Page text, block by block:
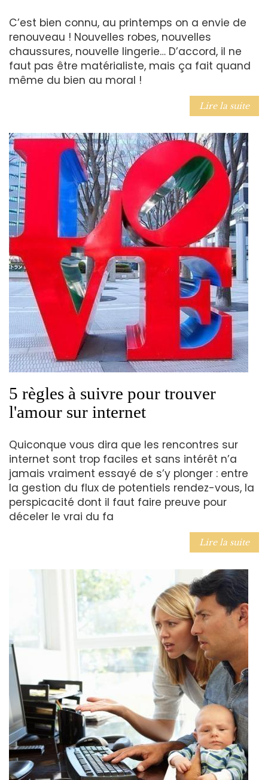
C’est bien connu, au printemps on a envie de
renouveau ! Nouvelles robes, nouvelles
chaussures, nouvelle lingerie… D’accord, il ne
faut pas être matérialiste, mais ça fait quand
même du bien au moral !
Lire la suite
5 règles à suivre pour trouver
l'amour sur internet
Quiconque vous dira que les rencontres sur
internet sont trop faciles et sans intérêt n’a
jamais vraiment essayé de s’y plonger : entre
la gestion du flux de potentiels rendez-vous, la
perspicacité dont il faut faire preuve pour
déceler le vrai du fa
Lire la suite